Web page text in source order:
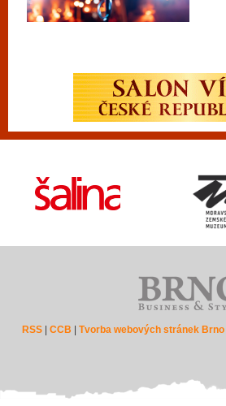
RSS |CCB |Tvorba webových stránek Brno